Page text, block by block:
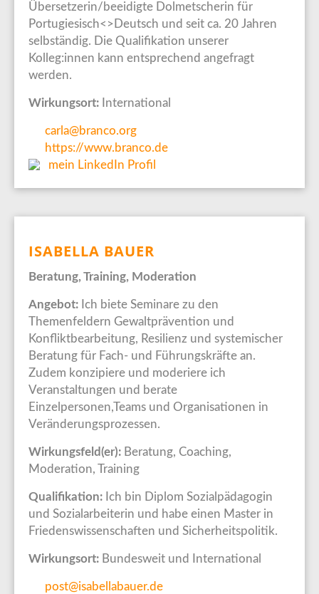
Übersetzerin/beeidigte Dolmetscherin für
Portugiesisch<>Deutsch und seit ca. 20 Jahren
selbständig. Die Qualifikation unserer
Kolleg:innen kann entsprechend angefragt
werden.
Wirkungsort: International
carla@branco.org
https://www.branco.de
mein LinkedIn Profil
ISABELLA BAUER
Beratung, Training, Moderation
Angebot: Ich biete Seminare zu den
Themenfeldern Gewaltprävention und
Konfliktbearbeitung, Resilienz und systemischer
Beratung für Fach- und Führungskräfte an.
Zudem konzipiere und moderiere ich
Veranstaltungen und berate
Einzelpersonen,Teams und Organisationen in
Veränderungsprozessen.
Wirkungsfeld(er): Beratung, Coaching,
Moderation, Training
Qualifikation: Ich bin Diplom Sozialpädagogin
und Sozialarbeiterin und habe einen Master in
Friedenswissenschaften und Sicherheitspolitik.
Wirkungsort: Bundesweit und International
post@isabellabauer.de